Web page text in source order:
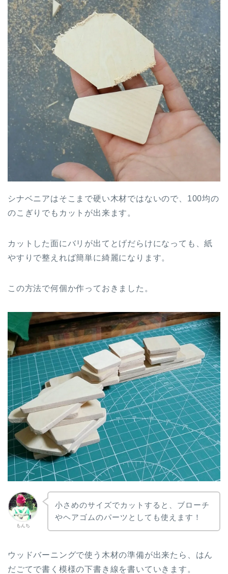
シナベニアはそこまで硬い木材ではないので、100均の
のこぎりでもカットが出来ます。
カットした面にバリが出てとげだらけになっても、紙
やすりで整えれば簡単に綺麗になります。
この方法で何個か作っておきました。
もんち
小さめのサイズでカットすると、ブローチ
やヘアゴムのパーツとしても使えます！
ウッドバーニングで使う木材の準備が出来たら、はん
だごてで書く模様の下書き線を書いていきます。